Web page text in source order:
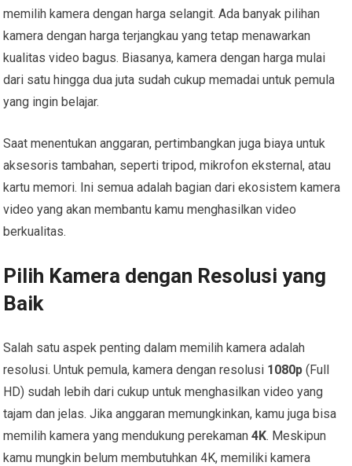
memilih kamera dengan harga selangit. Ada banyak pilihan
kamera dengan harga terjangkau yang tetap menawarkan
kualitas video bagus. Biasanya, kamera dengan harga mulai
dari satu hingga dua juta sudah cukup memadai untuk pemula
yang ingin belajar.
Saat menentukan anggaran, pertimbangkan juga biaya untuk
aksesoris tambahan, seperti tripod, mikrofon eksternal, atau
kartu memori. Ini semua adalah bagian dari ekosistem kamera
video yang akan membantu kamu menghasilkan video
berkualitas.
Pilih Kamera dengan Resolusi yang
Baik
Salah satu aspek penting dalam memilih kamera adalah
resolusi. Untuk pemula, kamera dengan resolusi 1080p (Full
HD) sudah lebih dari cukup untuk menghasilkan video yang
tajam dan jelas. Jika anggaran memungkinkan, kamu juga bisa
memilih kamera yang mendukung perekaman4K. Meskipun
kamu mungkin belum membutuhkan 4K, memiliki kamera